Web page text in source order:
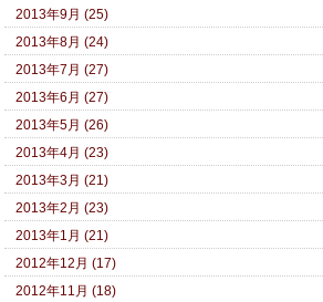
2013年9月 (25)
2013年8月 (24)
2013年7月 (27)
2013年6月 (27)
2013年5月 (26)
2013年4月 (23)
2013年3月 (21)
2013年2月 (23)
2013年1月 (21)
2012年12月 (17)
2012年11月 (18)